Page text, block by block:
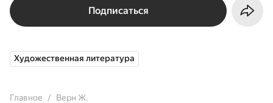
Подписаться
Художественная литература
Главное Верн Ж.